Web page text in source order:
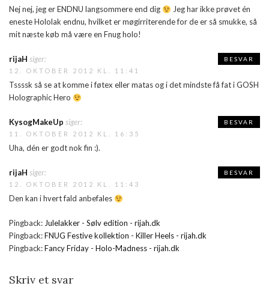
Nej nej, jeg er ENDNU langsommere end dig
Jeg har ikke prøvet én
eneste Hololak endnu, hvilket er møgirriterende for de er så smukke, så
mit næste køb må være en Fnug holo!
rijaH siger:
12. OKTOBER 2012 KL. 11:41
Tssssk så se at komme i føtex eller matas og i det mindste få fat i GOSH
Holographic Hero
BESVAR
KysogMakeUp siger:
11. OKTOBER 2012 KL. 16:35
Uha, dén er godt nok fin :).
BESVAR
rijaH siger:
12. OKTOBER 2012 KL. 11:43
Den kan i hvert fald anbefales
BESVAR
Pingback: Julelakker - Sølv edition - rijah.dk
Pingback:FNUG Festive kollektion - Killer Heels - rijah.dk
Pingback:Fancy Friday - Holo-Madness - rijah.dk
Skriv et svar